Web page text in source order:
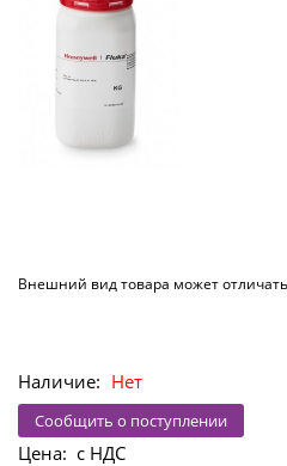
Внешний вид товара может
Наличие: Нет
Сообщить о поступлении
Цена: с НДС